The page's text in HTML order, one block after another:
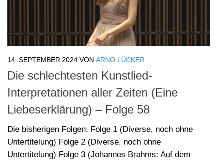
14. SEPTEMBER 2024 VON ARNO LÜCKER
Die schlechtesten Kunstlied-
Interpretationen aller Zeiten (Eine
Liebeserklärung) – Folge 58
Die bisherigen Folgen: Folge 1 (Diverse, noch ohne
Untertitelung) Folge 2 (Diverse, noch ohne
Untertitelung) Folge 3 (Johannes Brahms: Auf dem